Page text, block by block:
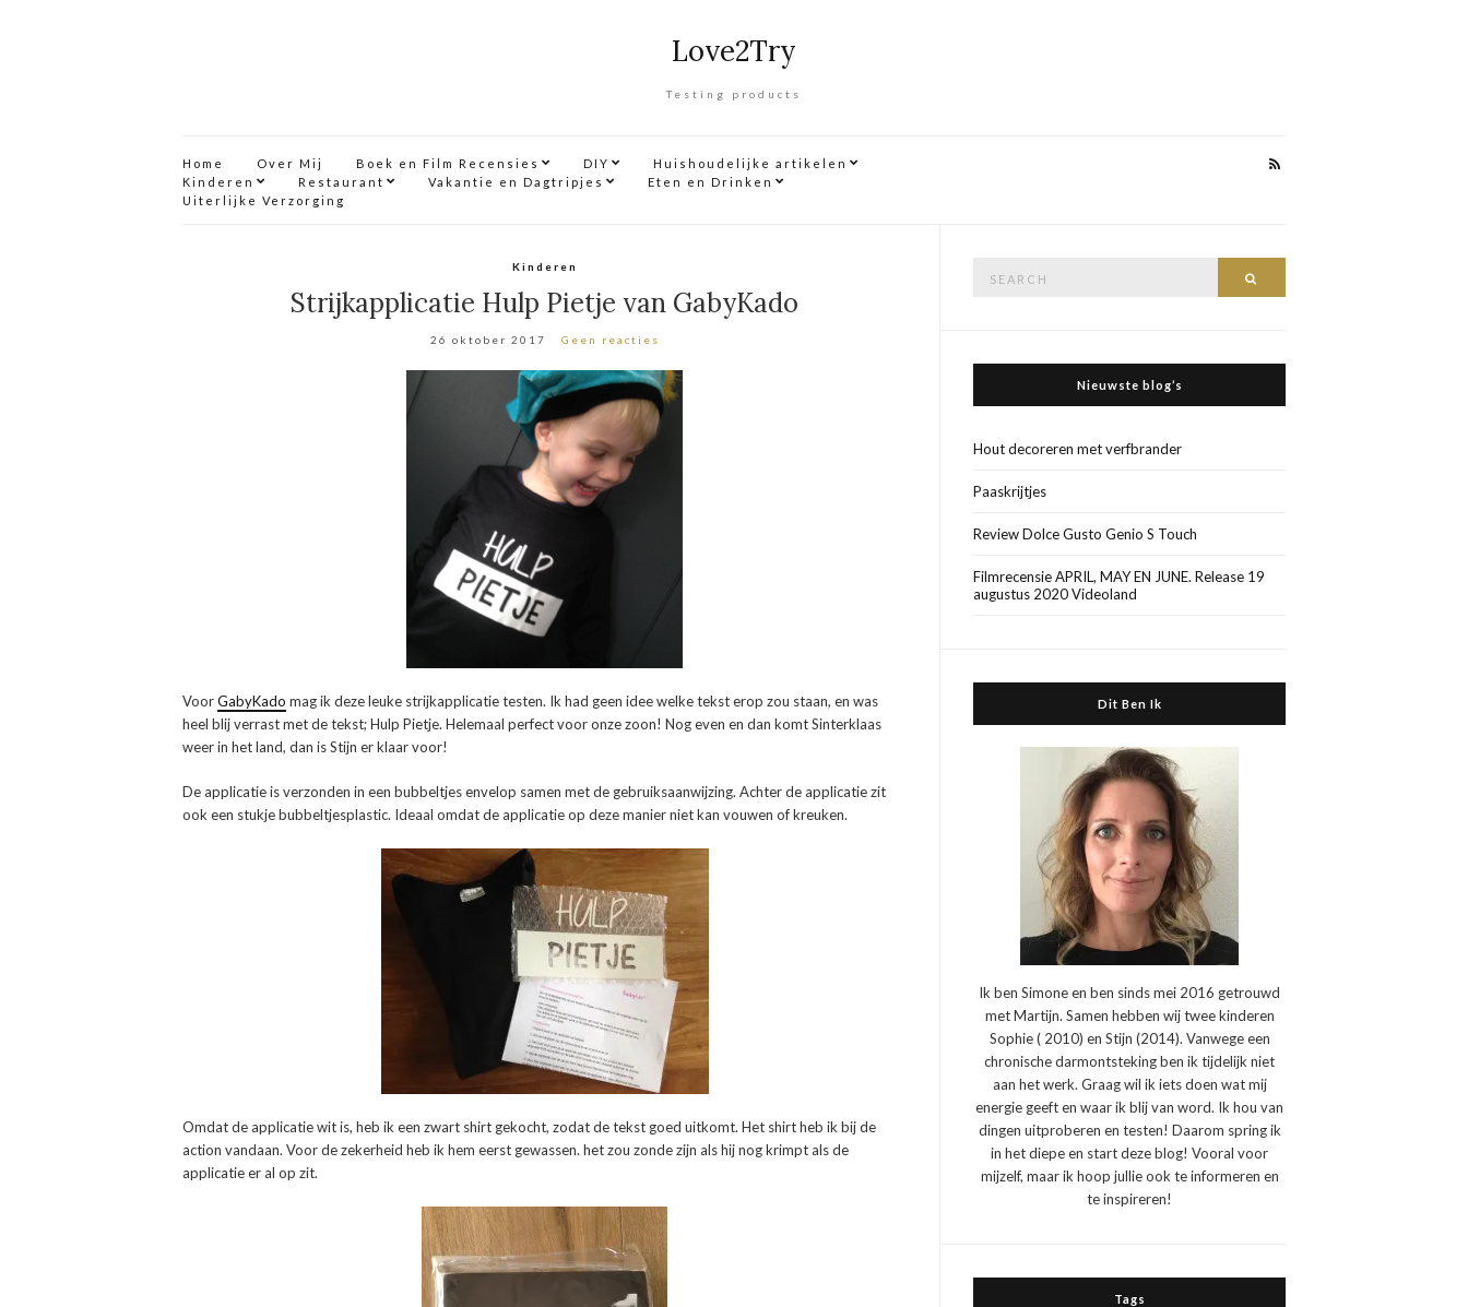
Love2Try
Testing products
Home Over Mij Boek en Film Recensies DIY
Huishoudelijke artikelen
Kinderen
Restaurant Vakantie en Dagtripjes
Eten en Drinken
Uiterlijke Verzorging
Kinderen
Strijkapplicatie Hulp Pietje van GabyKado
26 oktober 2017 Geen reacties
VoorGabyKado mag ik deze leuke strijkapplicatie testen. Ik had geen idee welke tekst erop zou staan, en was
heel blij verrast met de tekst; Hulp Pietje. Helemaal perfect voor onze zoon! Nog even en dan komt Sinterklaas
weer in het land, dan is Stijn er klaar voor!
De applicatie is verzonden in een bubbeltjes envelop samen met de gebruiksaanwijzing. Achter de applicatie zit
ook een stukje bubbeltjesplastic. Ideaal omdat de applicatie op deze manier niet kan vouwen of kreuken.
Omdat de applicatie wit is, heb ik een zwart shirt gekocht, zodat de tekst goed uitkomt. Het shirt heb ik bij de
action vandaan. Voor de zekerheid heb ik hem eerst gewassen. het zou zonde zijn als hij nog krimpt als de
applicatie er al op zit.
Nieuwste blog’s
Hout decoreren met verfbrander
Paaskrijtjes
Review Dolce Gusto Genio S Touch
Filmrecensie APRIL, MAY EN JUNE. Release 19
augustus 2020 Videoland
Dit Ben Ik
Ik ben Simone en ben sinds mei 2016 getrouwd
met Martijn. Samen hebben wij twee kinderen
Sophie ( 2010) en Stijn (2014). Vanwege een
chronische darmontsteking ben ik tijdelijk niet
aan het werk. Graag wil ik iets doen wat mij
energie geeft en waar ik blij van word. Ik hou van
dingen uitproberen en testen! Daarom spring ik
in het diepe en start deze blog! Vooral voor
mijzelf, maar ik hoop jullie ook te informeren en
te inspireren!
Tags